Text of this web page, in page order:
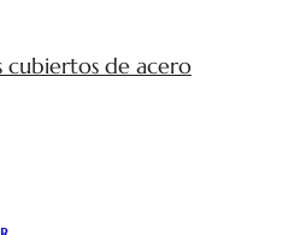
de acero